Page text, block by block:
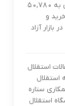
افزایش ۰.۱ درصدی به ۵۰,۷۸۰
و
بازار آزاد
استقلال
استقلال
ستاره
استقلال